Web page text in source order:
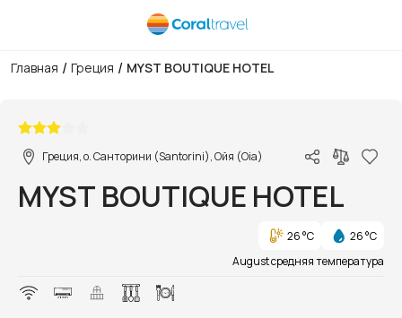
Главная / Греция / MYST BOUTIQUE HOTEL
Греция, о. Санторини (Santorini), Ойя (Oia)
MYST BOUTIQUE HOTEL
26 °C
26 °C
August средняя температура